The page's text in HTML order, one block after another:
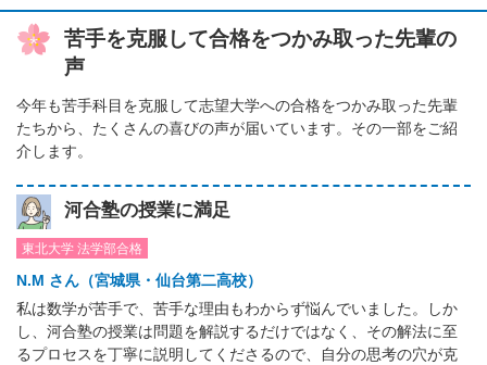
苦手を克服して合格をつかみ取った先輩の
声
今年も苦手科目を克服して志望大学への合格をつかみ取った先輩
たちから、たくさんの喜びの声が届いています。その一部をご紹
介します。
河合塾の授業に満足
東北大学 法学部合格
N.M さん（宮城県・仙台第二高校）
私は数学が苦手で、苦手な理由もわからず悩んでいました。しか
し、河合塾の授業は問題を解説するだけではなく、その解法に至
るプロセスを丁寧に説明してくださるので、自分の思考の穴が克